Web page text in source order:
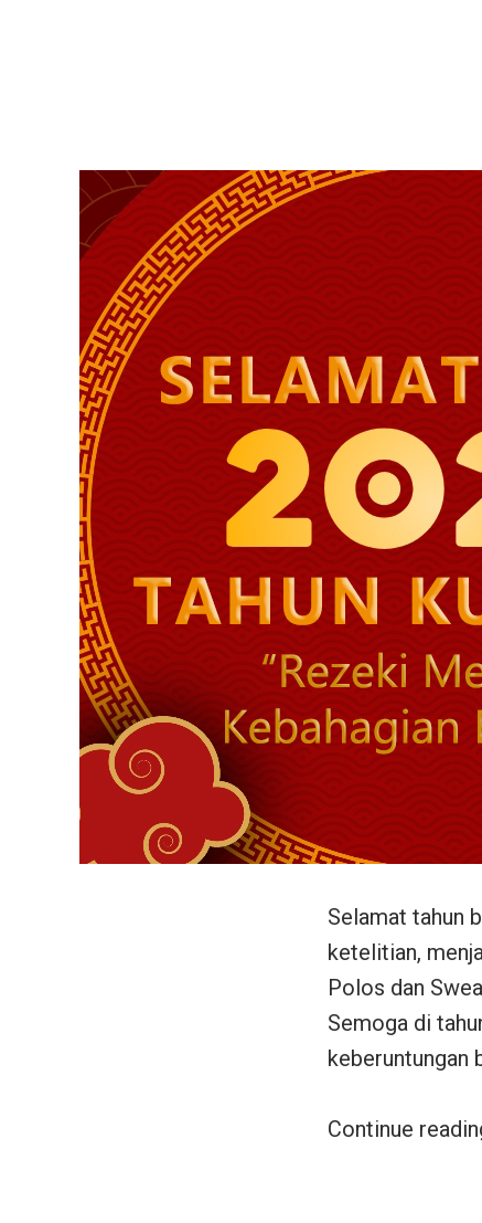
Selamat tahun
ketelitian,
Polos dan
Semoga di
keberuntungan
Continue